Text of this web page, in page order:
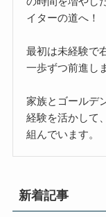
イターの道へ！
最初は未経験で
一歩ずつ前進し
家族とゴールデ
経験を活かして
組んでいます。
新着記事